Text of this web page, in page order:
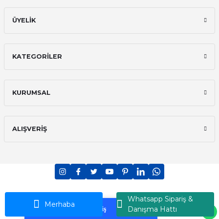
Korumalı Alışveriş
PCI-DSS Ödeme Güvenliği
7/24 Canlı Destek
iyzico Korumalı Alışveriş
Merhaba
Whatsapp Sipariş &
Danışma Hattı
ÜYELİK
KATEGORİLER
KURUMSAL
ALIŞVERİŞ
Ransey © 2026 - Tüm Hakları Saklıdır